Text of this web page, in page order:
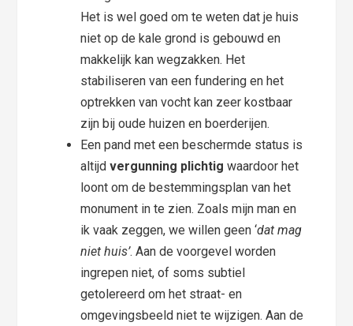
Het is wel goed om te weten dat je huis
niet op de kale grond is gebouwd en
makkelijk kan wegzakken. Het
stabiliseren van een fundering en het
optrekken van vocht kan zeer kostbaar
zijn bij oude huizen en boerderijen.
Een pand met een beschermde status is
altijdvergunning plichtig waardoor het
loont om de bestemmingsplan van het
monument in te zien. Zoals mijn man en
ik vaak zeggen, we willen geen ‘dat mag
niet huis’. Aan de voorgevel worden
ingrepen niet, of soms subtiel
getolereerd om het straat- en
omgevingsbeeld niet te wijzigen. Aan de